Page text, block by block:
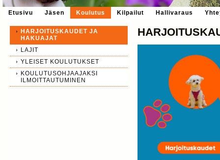
Etusivu Jäsen Koulutus Kilpailut Hallivaraus
HARJOITUSKAUDET JA
HAKUAJAT
LAJIT
YLEISET KOULUTUKSET
KOULUTUSOHJAAJAKSI
ILMOITTAUTUMINEN